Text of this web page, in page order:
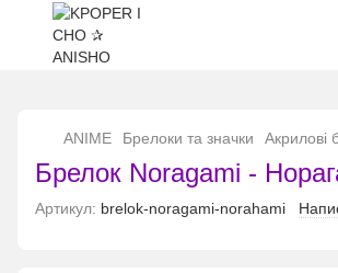
ANIME Брелоки та значки Акрилові
Брелок Noragami -
Артикул: brelok-noragami-norahami